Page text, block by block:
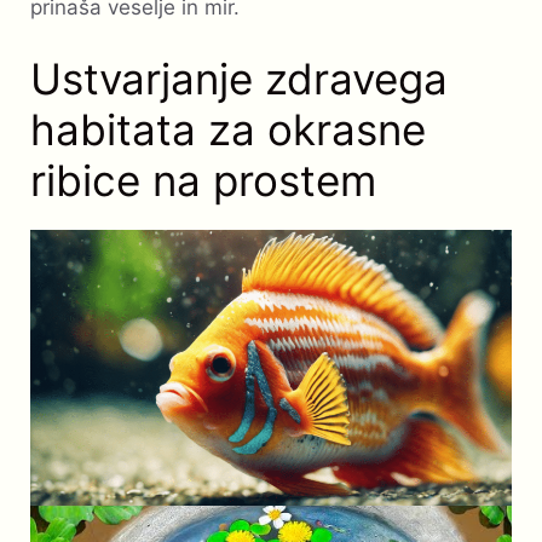
prinaša veselje in mir.
Ustvarjanje zdravega
habitata za okrasne
ribice na prostem